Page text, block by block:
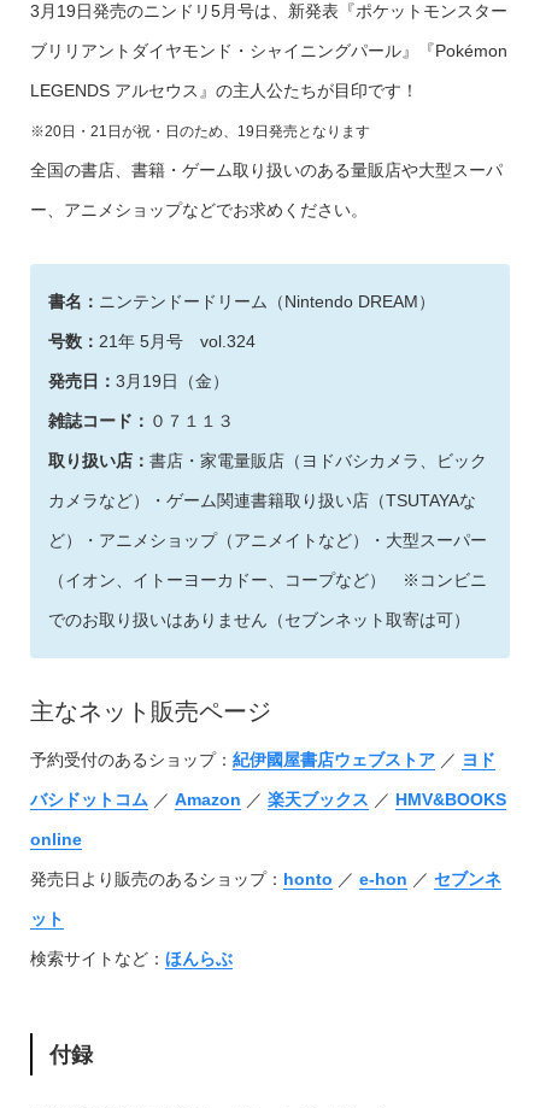
3月19日発売のニンドリ5月号は、新発表『ポケットモンスター
ブリリアントダイヤモンド・シャイニングパール』『Pokémon
LEGENDS アルセウス』の主人公たちが目印です！
※20日・21日が祝・日のため、19日発売となります
全国の書店、書籍・ゲーム取り扱いのある量販店や大型スーパ
ー、アニメショップなどでお求めください。
書名： ニンテンドードリーム（Nintendo DREAM）
号数： 21年 5月号 vol.324
発売日： 3月19日（金）
雑誌コード： ０７１１３
取り扱い店： 書店・家電量販店（ヨドバシカメラ、ビック
カメラなど）・ゲーム関連書籍取り扱い店（TSUTAYAな
ど）・アニメショップ（アニメイトなど）・大型スーパー
（イオン、イトーヨーカドー、コープなど） ※コンビニ
でのお取り扱いはありません（セブンネット取寄は可）
主なネット販売ページ
予約受付のあるショップ： 紀伊國屋書店ウェブストア／ ヨド
バシドットコム ／ Amazon ／ 楽天ブックス ／ HMV&BOOKS
online
発売日より販売のあるショップ： honto ／ e-hon ／ セブンネ
ット
検索サイトなど： ほんらぶ
付録